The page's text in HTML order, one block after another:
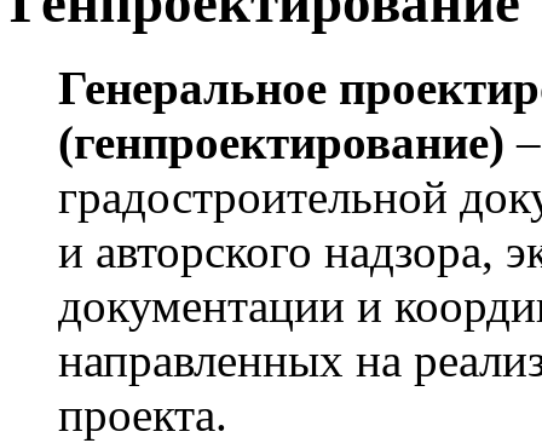
Генеральное
(генпроектирование)
градостроительной
и авторского надзора,
документации и
направленных на
проекта.